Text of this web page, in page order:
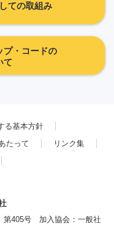
ての取組み
プ・コードの
て
る基本方針
たって
リンク集
第405号 加入協会：一般社